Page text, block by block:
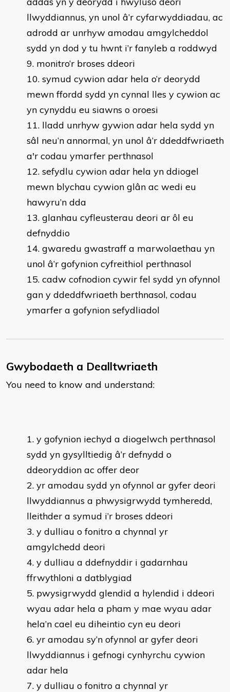
llwyddiannus, yn unol â’r cyfarwyddiadau, ac
adrodd ar unrhyw amodau amgylcheddol
sydd yn dod y tu hwnt i’r fanyleb a roddwyd
monitro’r broses ddeori
symud cywion adar hela o’r deorydd
mewn ffordd sydd yn cynnal lles y cywion ac
yn cynyddu eu siawns o oroesi
lladd unrhyw gywion adar hela sydd yn
sâl neu’n annormal, yn unol â’r ddeddfwriaeth
a'r codau ymarfer perthnasol
sefydlu cywion adar hela yn ddiogel
mewn blychau cywion glân ac wedi eu
hawyru’n dda
glanhau cyfleusterau deori ar ôl eu
defnyddio
gwaredu gwastraff a marwolaethau yn
unol â’r gofynion cyfreithiol perthnasol
cadw cofnodion cywir fel sydd yn ofynnol
gan y ddeddfwriaeth berthnasol, codau
ymarfer a gofynion sefydliadol
Gwybodaeth a Dealltwriaeth
You need to know and understand:
y gofynion iechyd a diogelwch perthnasol
sydd yn gysylltiedig â’r defnydd o
ddeoryddion ac offer deor
yr amodau sydd yn ofynnol ar gyfer deori
llwyddiannus a phwysigrwydd tymheredd,
lleithder a symud i’r broses ddeori
y dulliau o fonitro a chynnal yr
amgylchedd deori
y dulliau a ddefnyddir i gadarnhau
ffrwythloni a datblygiad
pwysigrwydd glendid a hylendid i ddeori
wyau adar hela a pham y mae wyau adar
hela’n cael eu diheintio cyn eu deori
yr amodau sy’n ofynnol ar gyfer deori
llwyddiannus i gefnogi cynhyrchu cywion
adar hela
y dulliau o fonitro a chynnal yr